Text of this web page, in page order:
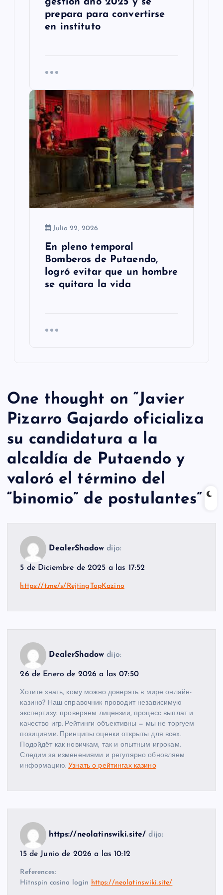
gestión año 2025 y se
prepara para convertirse
en instituto
Julio 22, 2026
En pleno temporal
Bomberos de Putaendo,
logró evitar que un hombre
se quitara la vida
One thought on “Javier
Pizarro Gajardo oficializa
su candidatura a la
alcaldía de Putaendo y
valoró el término del
“binomio” de postulantes”
DealerShadow dijo:
5 de Diciembre de 2025 a las 17:52
https://t.me/s/RejtingTopKazino
DealerShadow dijo:
26 de Enero de 2026 a las 07:50
Хотите знать, кому можно доверять в мире онлайн-
казино? Наш справочник проводит независимую
экспертизу: проверяем лицензии, процесс выплат и
качество игр. Рейтинги объективны — мы не торгуем
позициями. Принципы оценки открыты для всех.
Подойдёт как новичкам, так и опытным игрокам.
Следим за изменениями и регулярно обновляем
информацию.Узнать о рейтингах казино
https://neolatinswiki.site/ dijo:
15 de Junio de 2026 a las 10:12
References:
Hitnspin casino login https://neolatinswiki.site/